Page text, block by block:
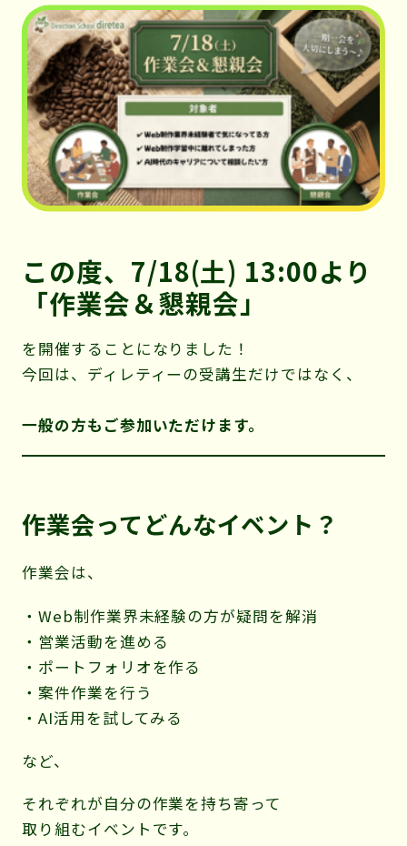
レ
テ
ィ
ー」
この度、 7/18(土) 13:00より
「作業会＆懇親会」
を開催することになりました！
今回は、ディレティーの受講生だけではなく、
一般の方もご参加いただけます。
作業会ってどんなイベント？
作業会は、
・Web制作業界未経験の方が疑問を解消
・営業活動を進める
・ポートフォリオを作る
・案件作業を行う
・AI活用を試してみる
など、
それぞれが自分の作業を持ち寄って
取り組むイベントです。